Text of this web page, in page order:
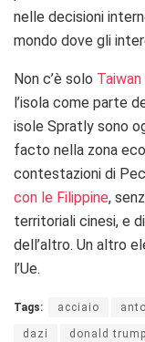
nelle decisioni
mondo dove gli
Non c’è solo
l’isola come parte
isole Spratly sono
facto nella zona
contestazioni di
con le Filippine,
territoriali cinesi, e
dell’altro. Un altro
l’Ue.
Tags: acciaio
dazi donald trump